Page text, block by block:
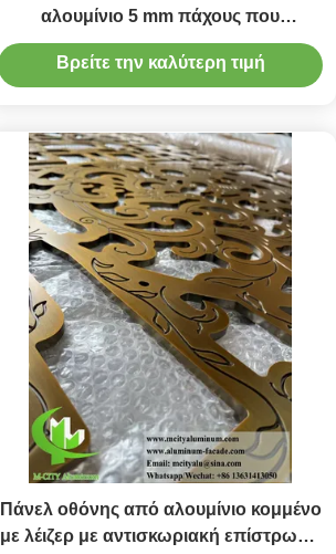
αλουμίνιο 5 mm πάχους που
καλύπτεται με σκόνη με
προσαρμοσμένα μοτίβα για το τοίχο
Βρείτε την καλύτερη τιμή
Πάνελ οθόνης από αλουμίνιο κομμένο
με λέιζερ με αντισκωριακή επίστρωση